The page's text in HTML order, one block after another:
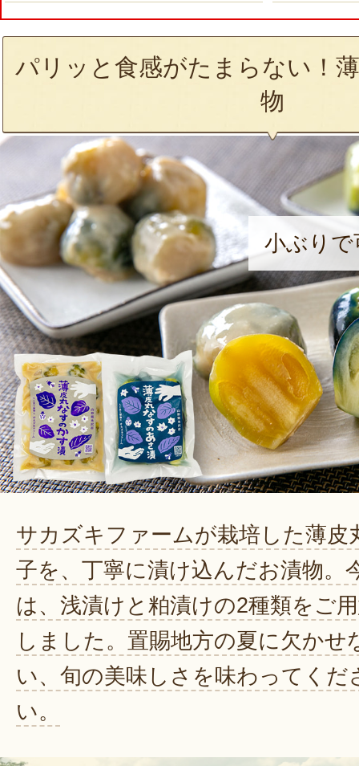
パリッと食感がたまらない！
物
小ぶりで
サカズキファームが栽培した薄皮
子を、丁寧に漬け込んだお漬物。
は、浅漬けと粕漬けの2種類をご
しました。置賜地方の夏に欠かせ
い、旬の美味しさを味わってくだ
い。